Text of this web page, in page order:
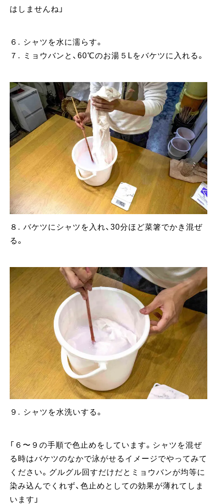
はしませんね」
６. シャツを水に濡らす。
７. ミョウバンと、60℃のお湯５Lをバケツに入れる。
８. バケツにシャツを入れ、30分ほど菜箸でかき混ぜ
る。
９. シャツを水洗いする。
「６〜９の手順で色止めをしています。シャツを混ぜ
る時はバケツのなかで泳がせるイメージでやってみて
ください。グルグル回すだけだとミョウバンが均等に
染み込んでくれず、色止めとしての効果が薄れてしま
います」